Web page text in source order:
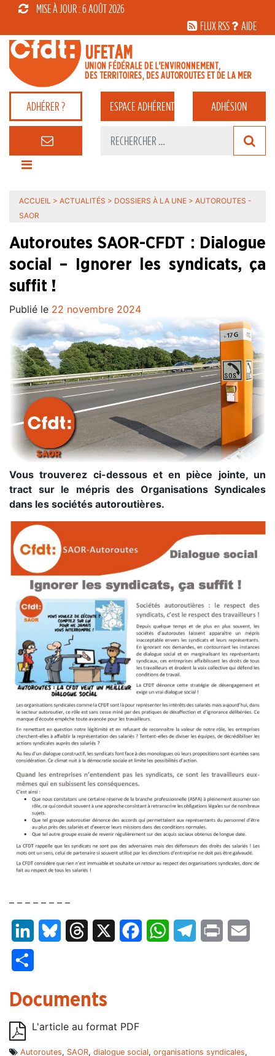
MISE À JOUR : 6 AOÛT 2026
FLUX RSS
AIDE
ADHÉRER ? ESPACEADHÉRENT ADHÉSION
ACCUEIL > ACTUALITÉS > DOSSIERS À LA UNE > AUTOROUTES -
SAOR
Autoroutes SAOR-CFDT : Dialogue
social – Ignorer les syndicats, ça
suffit !
Publié le 22 novembre 2024
Vous trouverez ci-dessous et en pièce jointe, un
tract sur le mépris des Organisations Syndicales
dans les sociétés autoroutières.
– – – – – – – –
LinkedInBluesky Threads FacebookWhatsAppTelegram
Print
Documents
L'article au format PDF
Autoroutes, SAOR, dialogue social, organisations syndicales,